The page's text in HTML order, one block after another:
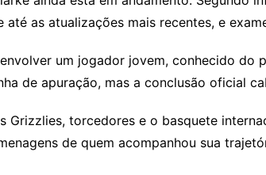
as atualizações mais recentes, e
um jogador jovem, conhecido
de apuração, mas a conclusão oficial
Grizzlies, torcedores e o basquete
de quem acompanhou sua